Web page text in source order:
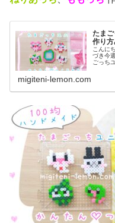
たま
作り
こんに
づき今
ごっち
migiteni-lemon.com